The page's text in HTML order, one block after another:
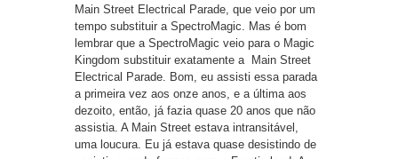
Main Street Electrical Parade, que veio por um
tempo substituir a SpectroMagic. Mas é bom
lembrar que a SpectroMagic veio para o Magic
Kingdom substituir exatamente a Main Street
Electrical Parade. Bom, eu assisti essa parada
a primeira vez aos onze anos, e a última aos
dezoito, então, já fazia quase 20 anos que não
assistia. A Main Street estava intransitável,
uma loucura. Eu já estava quase desistindo de